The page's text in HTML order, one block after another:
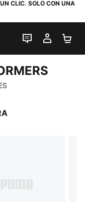
CLIC. SOLO CON UNA
CHAT EN
MI